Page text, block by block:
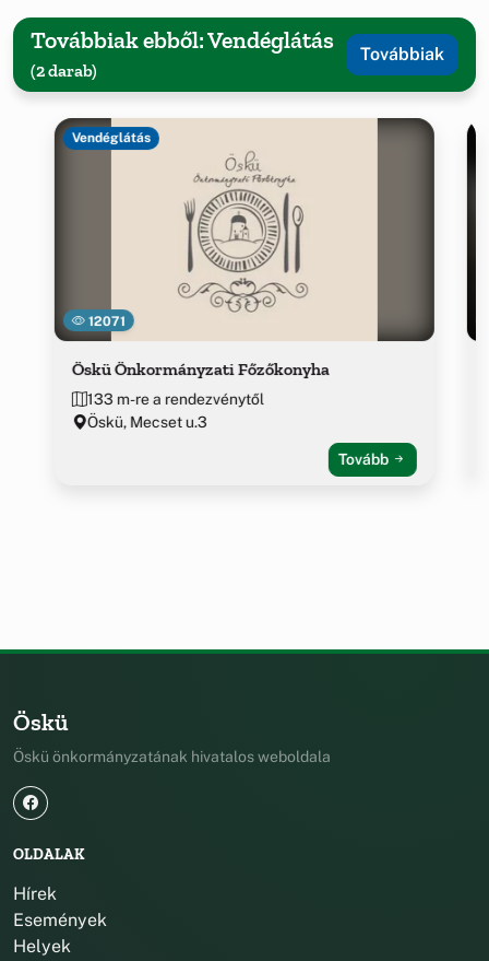
Továbbiak ebből: Vendéglátás
(2 darab)
Továbbiak
12071
Vendéglátás
Öskü Önkormányzati Főzőkonyha
133 m-re a rendezvénytől
Öskü, Mecset u.3
Tovább
Öskü
Öskü önkormányzatának hivatalos weboldala
OLDALAK
Hírek
Események
Helyek